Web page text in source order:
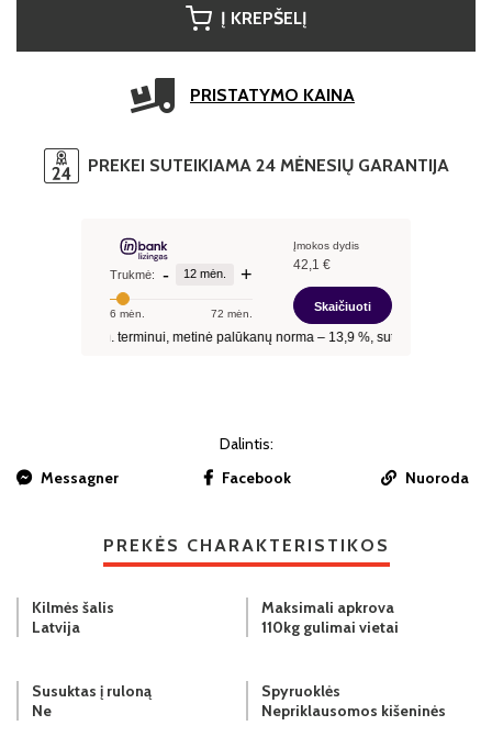
Į KREPŠELĮ
PRISTATYMO KAINA
PREKEI SUTEIKIAMA 24 MĖNESIŲ GARANTIJA
Dalintis:
Messagner
Facebook Nuoroda
PREKĖS CHARAKTERISTIKOS
Kilmės šalis
Latvija
Maksimali apkrova
110kg gulimai vietai
Susuktas į ruloną
Ne
Spyruoklės
Nepriklausomos kišeninės